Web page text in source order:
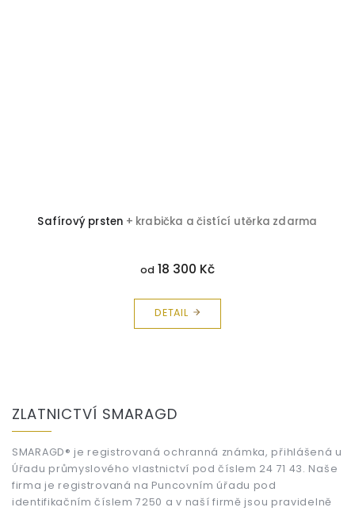
Safírový prsten + krabička a čistící utěrka zdarma
od 18 300 Kč
DETAIL
ZLATNICTVÍ SMARAGD
SMARAGD® je registrovaná ochranná známka, přihlášená u
Úřadu průmyslového vlastnictví pod číslem 24 71 43. Naše
firma je registrovaná na Puncovním úřadu pod
identifikačním číslem 7250 a v naší firmě jsou pravidelně